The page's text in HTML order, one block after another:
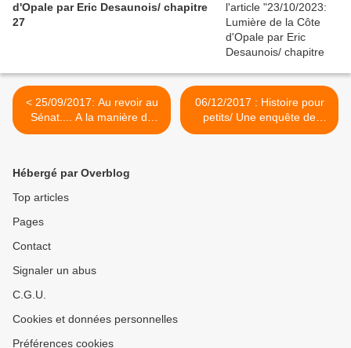
d'Opale par Eric Desaunois/ chapitre
27
< 25/09/2017: Au revoir au
Sénat.... A la manière de
Cyrano... Hervé Poher
06/12/2017 : Histoire pour
petits/ Une enquête de
Charlotte Holmes (pour
Hébergé par Overblog
Top articles
Pages
Contact
Signaler un abus
C.G.U.
Cookies et données personnelles
Préférences cookies